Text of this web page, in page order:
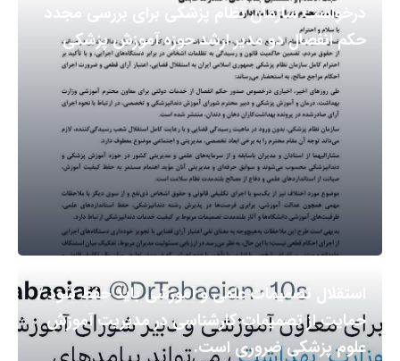
درخواست سازمان نظام پزشکی برای بررسی مجدد
حکم انفصال دو مدیر ارشد حوزه آموزش پزشکی
استقلال تصمیمات علمی و آموزشی باید حفظ شود /
حمایت از تصمیمات کارشناسی در مدیریت آموزش
علوم پزشکی ضروری است.